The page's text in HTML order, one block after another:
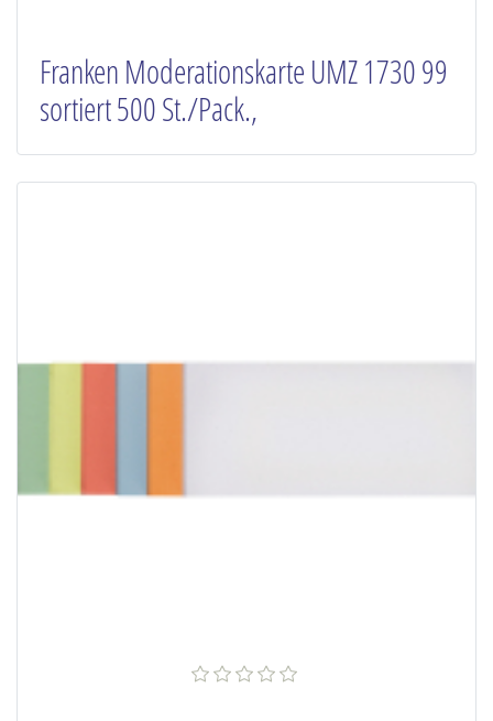
Franken Moderationskarte UMZ 1730 99
sortiert 500 St./Pack.,